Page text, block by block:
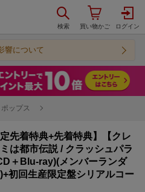
響について
ポップス
先着特典+先着特典】【クレ
は都市伝説 / クラッシュパラ
＋Blu-ray)(メンバーランダ
初回生産限定盤シリアルコー